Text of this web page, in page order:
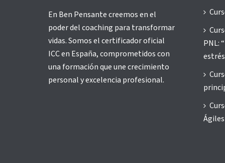
En Ben Pensante creemos en el
poder del coaching para transformar
vidas. Somos el certificador oficial
ICC en España, comprometidos con
una formación que une crecimiento
personal y excelencia profesional.
PNL:
Ágiles